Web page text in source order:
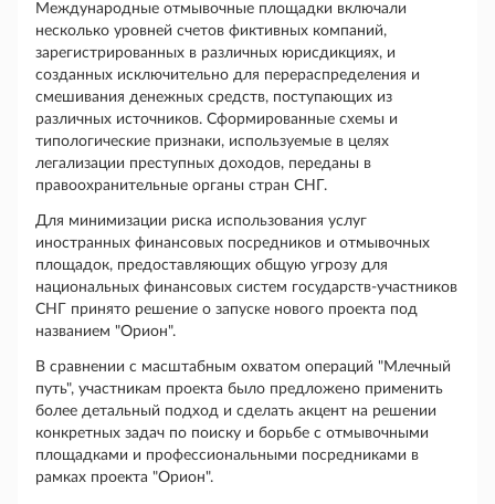
Международные отмывочные площадки включали
несколько уровней счетов фиктивных компаний,
зарегистрированных в различных юрисдикциях, и
созданных исключительно для перераспределения и
смешивания денежных средств, поступающих из
различных источников. Сформированные схемы и
типологические признаки, используемые в целях
легализации преступных доходов, переданы в
правоохранительные органы стран СНГ.
Для минимизации риска использования услуг
иностранных финансовых посредников и отмывочных
площадок, предоставляющих общую угрозу для
национальных финансовых систем государств-участников
СНГ принято решение о запуске нового проекта под
названием "Орион".
В сравнении с масштабным охватом операций "Млечный
путь", участникам проекта было предложено применить
более детальный подход и сделать акцент на решении
конкретных задач по поиску и борьбе с отмывочными
площадками и профессиональными посредниками в
рамках проекта "Орион".